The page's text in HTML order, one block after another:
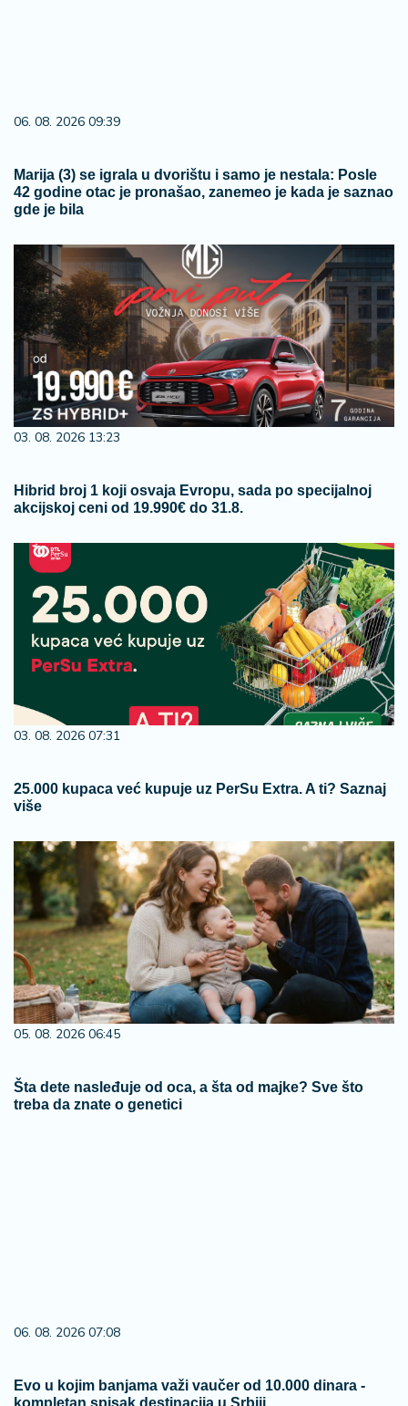
06. 08. 2026 09:39
Marija (3) se igrala u dvorištu i samo je nestala: Posle
42 godine otac je pronašao, zanemeo je kada je saznao
gde je bila
03. 08. 2026 13:23
Hibrid broj 1 koji osvaja Evropu, sada po specijalnoj
akcijskoj ceni od 19.990€ do 31.8.
03. 08. 2026 07:31
25.000 kupaca već kupuje uz PerSu Extra. A ti? Saznaj
više
05. 08. 2026 06:45
Šta dete nasleđuje od oca, a šta od majke? Sve što
treba da znate o genetici
06. 08. 2026 07:08
Evo u kojim banjama važi vaučer od 10.000 dinara -
kompletan spisak destinacija u Srbiji